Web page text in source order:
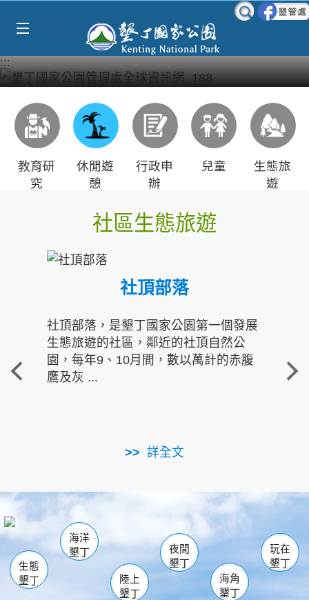
:::
教育研
究
休閒遊
憩
行政申
辦
兒童
生態旅
遊
社區生態旅遊
社頂部落
社頂部落，是墾丁國家公園第一個發展
生態旅遊的社區，鄰近的社頂自然公
園，每年9、10月間，數以萬計的赤腹
鷹及灰 ...
詳全文
重
走進
南仁湖
海生館
恆春 佳樂水
龍鑾潭自然中心 森林遊樂區
瓊麻館
關山 墾管處遊客中心
社頂公園 風吹沙
船帆石
白砂 龍磐公園
香蕉灣
砂島
鵝鑾鼻
生態
墾丁
海洋
墾丁
陸上
墾丁
夜間
墾丁
海角
墾丁
玩在
墾丁